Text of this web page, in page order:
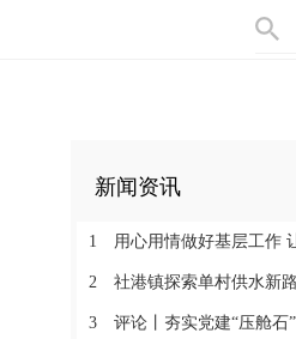
新闻资讯
1 用心用情做好基层工作 让
2 社港镇探索单村供水新路径，推动
3 评论丨夯实党建“压舱石”，引领